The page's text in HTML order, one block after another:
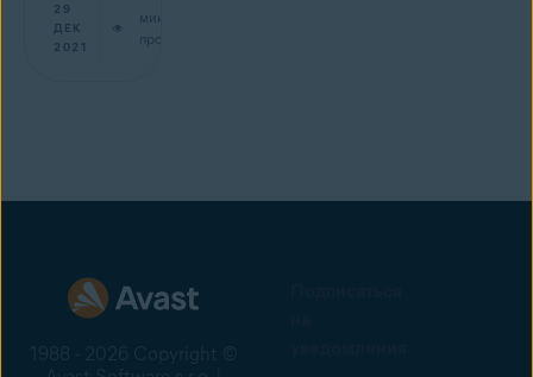
29
ДЕК
2021
мин на
прочтение